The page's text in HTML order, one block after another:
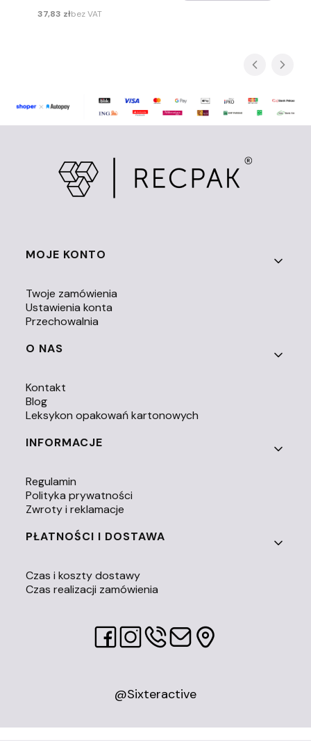
Cena
37,83 złbez VAT
Linki w stopce
MOJE KONTO
Twoje zamówienia
Ustawienia konta
Przechowalnia
O NAS
Kontakt
Blog
Leksykon opakowań kartonowych
INFORMACJE
Regulamin
Polityka prywatności
Zwroty i reklamacje
PŁATNOŚCI I DOSTAWA
Czas i koszty dostawy
Czas realizacji zamówienia
@Sixteractive